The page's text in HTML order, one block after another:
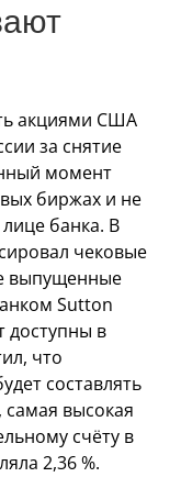
акциями США
за снятие
момент
биржах и не
банка. В
чековые
выпущенные
Sutton
доступны в
что
составлять
самая высокая
счёту в
2,36 %.